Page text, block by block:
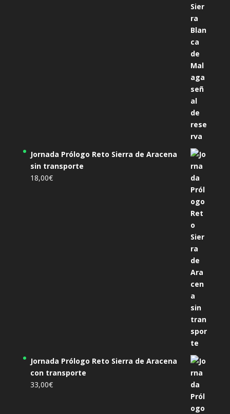
Jornada Prólogo Reto Sierra de Aracena
sin transporte
18,00€
Jornada Prólogo Reto Sierra de Aracena
con transporte
33,00€